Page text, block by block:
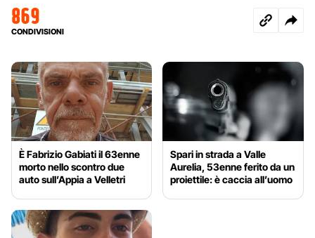
869
CONDIVISIONI
È Fabrizio Gabiati il 63enne
morto nello scontro due
auto sull’Appia a Velletri
Spari in strada a Valle
Aurelia, 53enne ferito da un
proiettile: è caccia all’uomo